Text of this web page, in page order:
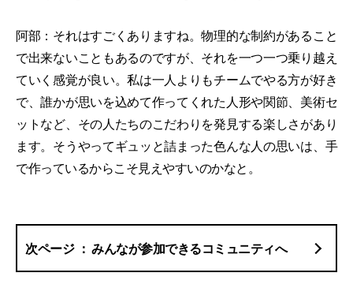
阿部：それはすごくありますね。物理的な制約があること
で出来ないこともあるのですが、それを一つ一つ乗り越え
ていく感覚が良い。私は一人よりもチームでやる方が好き
で、誰かが思いを込めて作ってくれた人形や関節、美術セ
ットなど、その人たちのこだわりを発見する楽しさがあり
ます。そうやってギュッと詰まった色んな人の思いは、手
で作っているからこそ見えやすいのかなと。
みんなが参加できるコミュニティへ